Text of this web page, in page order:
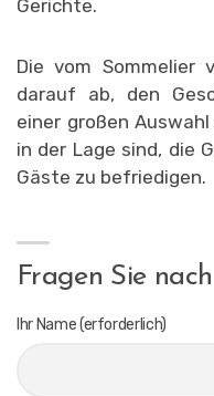
Gerichte.
Die vom Sommelier
darauf ab, den
einer großen
in der Lage sind, die
Gäste zu befriedigen.
Fragen Sie
Ihr Name (erforderlich)